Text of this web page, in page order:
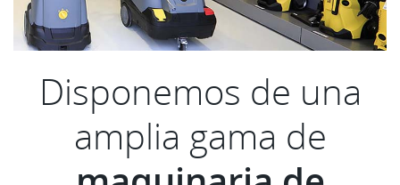
Disponemos de una
amplia gama de